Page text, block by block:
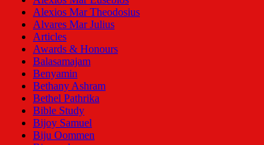
Alexios Mar Theodosius
Alvares Mar Julius
Articles
Awards & Honours
Balasamajam
Benyamin
Bethany Ashram
Bethel Pathrika
Bible Study
Bijoy Samuel
Biju Oommen